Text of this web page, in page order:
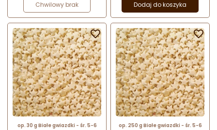
Chwilowy brak Dodaj do koszyka
op. 30 g Białe gwiazdki - śr. 5-6

op. 250 g Białe gwiazdki - śr. 5-6
